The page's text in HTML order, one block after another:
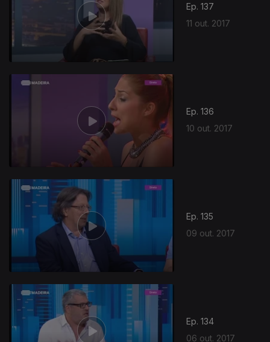
Ep. 137
11 out. 2017
Ep. 136
10 out. 2017
Ep. 135
09 out. 2017
Ep. 134
06 out. 2017